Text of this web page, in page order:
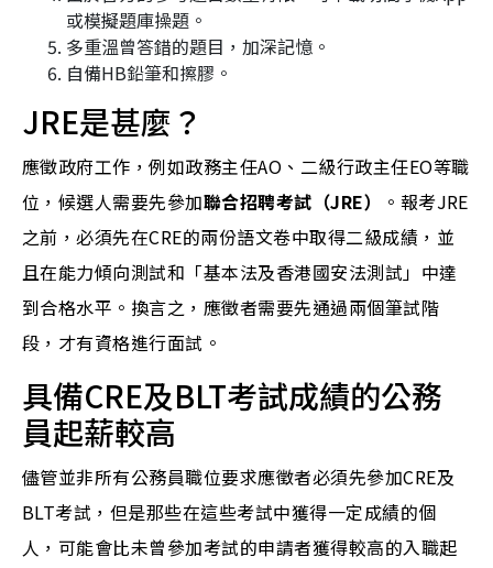
或模擬題庫操題。
多重溫曾答錯的題目，加深記憶。
自備HB鉛筆和擦膠。
JRE是甚麼？
應徵政府工作，例如政務主任AO、二級行政主任EO等職
位，候選人需要先參加聯合招聘考試（JRE）
。報考JRE
之前，必須先在CRE的兩份語文卷中取得二級成績，並
且在能力傾向測試和「基本法及香港國安法測試」中達
到合格水平。換言之，應徵者需要先通過兩個筆試階
段，才有資格進行面試。
具備CRE及BLT考試成績的公務
員起薪較高
儘管並非所有公務員職位要求應徵者必須先參加CRE及
BLT考試，但是那些在這些考試中獲得一定成績的個
人，可能會比未曾參加考試的申請者獲得較高的入職起